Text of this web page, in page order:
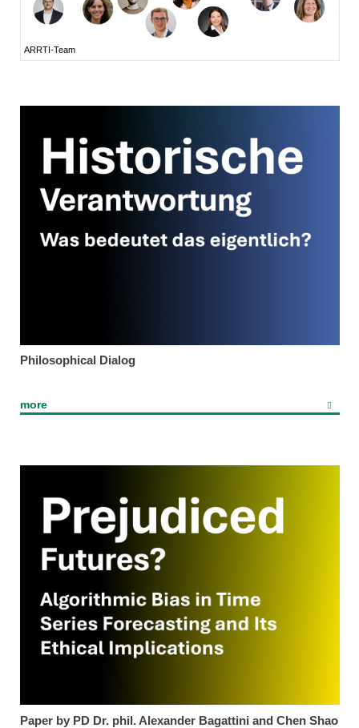
ARRTI-Team
Philosophical Dialog
more
Paper by PD Dr. phil. Alexander Bagattini and Chen Shao